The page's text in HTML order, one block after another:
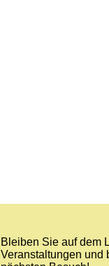
Bleiben Sie auf dem
Veranstaltungen und